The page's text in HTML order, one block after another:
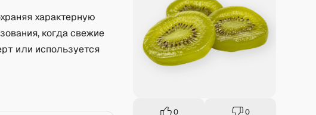
характерную
когда свежие
или используется
0 0